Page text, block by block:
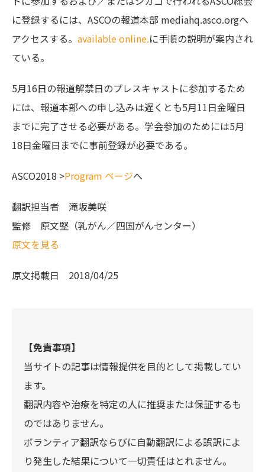
に登録するには、ASCOの報道本部 mediahq.asco.orgへ
アクセスする。 available online.に手順の説明が案内され
ている。
5月16日の報道解禁日のプレスキャストに参加するため
には、報道本部への申し込みは遅くとも5月11日金曜日
までに完了させる必要がある。学会参加のためには5月
18日金曜日までに事前登録が必要である。
ASCO2018 >Program ページへ
翻訳担当者 滝坂美咲
監修 原文堅（乳がん／四国がんセンター）
原文を見る
原文掲載日 2018/04/25
【免責事項】
当サイトの記事は情報提供を目的として掲載してい
ます。
翻訳内容や治療を特定の人に推奨または保証するも
のではありません。
ボランティア翻訳ならびに自動翻訳による誤訳によ
り発生した結果について一切責任はとれません。